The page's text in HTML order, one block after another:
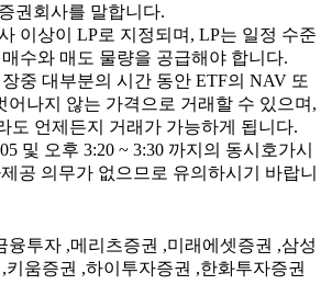
권회사를 말합니다.
이상이 LP로 지정되며, LP는 일정 수준
수와 매도 물량을 공급해야 합니다.
중 대부분의 시간 동안 ETF의 NAV 또
어나지 않는 가격으로 거래할 수 있으며,
도 언제든지 거래가 가능하게 됩니다.
및 오후 3:20 ~ 3:30 까지의 동시호가시
공 의무가 없으므로 유의하시기 바랍니
투자 ,메리츠증권 ,미래에셋증권 ,삼성
키움증권 ,하이투자증권 ,한화투자증권